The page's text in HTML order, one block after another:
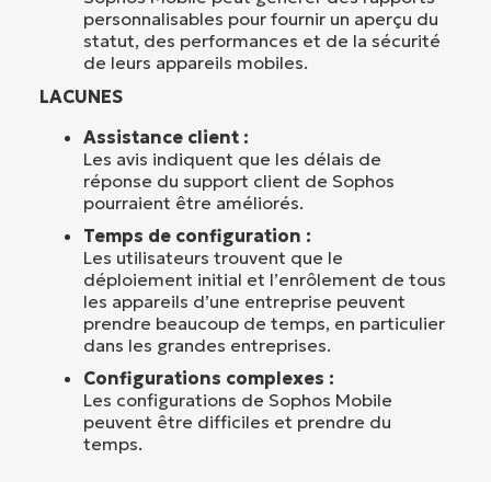
personnalisables pour fournir un aperçu du
statut, des performances et de la sécurité
de leurs appareils mobiles.
LACUNES
Assistance client :
Les avis indiquent que les délais de
réponse du support client de Sophos
pourraient être améliorés.
Temps de configuration :
Les utilisateurs trouvent que le
déploiement initial et l’enrôlement de tous
les appareils d’une entreprise peuvent
prendre beaucoup de temps, en particulier
dans les grandes entreprises.
Configurations complexes :
Les configurations de Sophos Mobile
peuvent être difficiles et prendre du
temps.